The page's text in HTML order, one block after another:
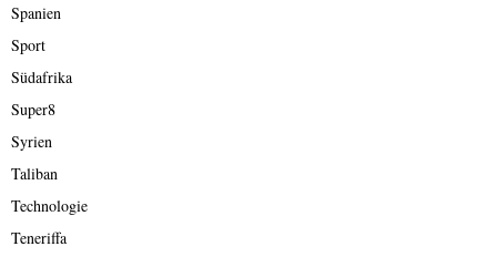
Spanien
Sport
Südafrika
Super8
Syrien
Taliban
Technologie
Teneriffa